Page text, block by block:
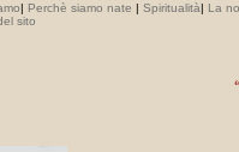
| Perchè siamo nate | Spiritualità| La
sito